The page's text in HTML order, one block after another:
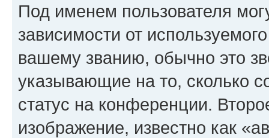
Под именем пользователя
зависимости от
вашему званию, обычно это
указывающие на то, сколько
статус на конференции.
изображение, известно как